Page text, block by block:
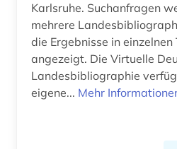
sprachpraxis (6)
sprachwissenschaft (19)
staat (5)
staat oldenburg (1)
Karlsruhe. Suchanfragen werden
mehrere
die Ergebnisse in
angezeigt. Die Virtuelle
Landesbibliographie verfügt
eigene... Mehr